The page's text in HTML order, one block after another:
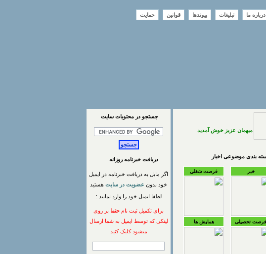
درباره ما تبلیغات پیوندها قوانین حمایت
میهمان عزیز خوش آمدید
بندی موضوعی اخبار
خبر فرصت شغلی
فرصت تحصیلی همایش ها
جستجو در محتويات سايت
دریافت خبرنامه روزانه
اگر مایل به دریافت خبرنامه در ایمیل
خود بدون عضویت در سایت هستید
لطفا ایمیل خود را وارد نمایید :
برای تکمیل ثبت نام حتما بر روی
لینکی که توسط ایمیل به شما ارسال
میشود کلیک کنید